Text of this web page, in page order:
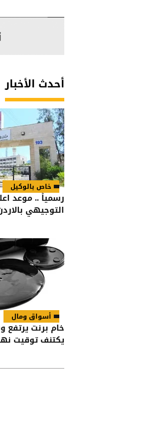
أحدث الأخبار
خاص بالوكيل
رسمياً .. موعد
التوجيهي
أسواق ومال
خام برنت
يكتنف توقيت